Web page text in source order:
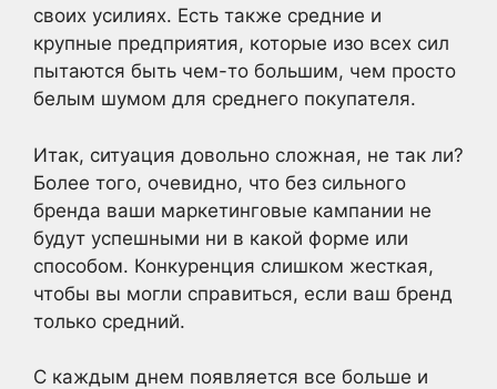
своих усилиях. Есть также средние и
крупные предприятия, которые изо всех сил
пытаются быть чем-то большим, чем просто
белым шумом для среднего покупателя.
Итак, ситуация довольно сложная, не так ли?
Более того, очевидно, что без сильного
бренда ваши маркетинговые кампании не
будут успешными ни в какой форме или
способом. Конкуренция слишком жесткая,
чтобы вы могли справиться, если ваш бренд
только средний.
С каждым днем появляется все больше и